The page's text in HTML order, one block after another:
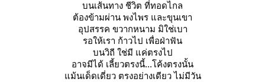
บนเส้นทาง ชีวิต ที่ทอดไกล
ต้องข้ามผ่าน พงไพร และขุนเขา
อุปสรรค ขวากหนาม มิใช่เบา
รอให้เรา ก้าวไป เพื่อฝ่าฟัน
บนวิถี ใช่มี แค่ตรงไป
อาจมีได้ เลี้ยวตรงนี้...โค้งตรงนั้น
ม้นเด็ดเดี่ยว ตรงอย่างเดียว ไม่มีวัน